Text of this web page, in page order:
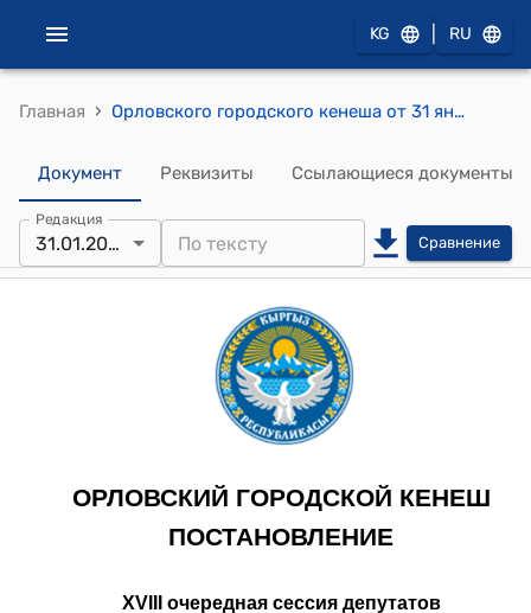
KG RU
Главная › Орловского городского кенеша от 31 января 2023 года №89/18-28 "О придании категории (статуса) села поселку городского типа “Бордунский” и переименовании в село “Кашка”
Документ Реквизиты Ссылающиеся документы
Редакция
31.01.2023 Сравнение